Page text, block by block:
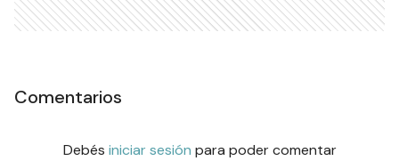
Comentarios
Debés iniciar sesión para poder comentar